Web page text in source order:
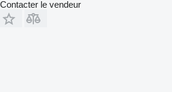
Contacter le vendeur